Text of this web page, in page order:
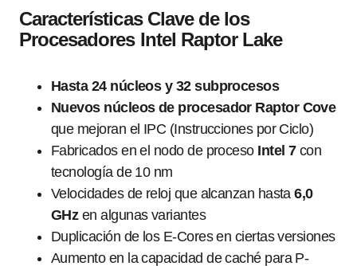
Características Clave de los
Procesadores Intel Raptor Lake
Hasta 24 núcleos y 32 subprocesos
Nuevos núcleos de procesador Raptor Cove
que mejoran el IPC (Instrucciones por Ciclo)
Fabricados en el nodo de proceso Intel 7con
tecnología de 10 nm
Velocidades de reloj que alcanzan hasta6,0
GHzen algunas variantes
Duplicación de los E-Cores en ciertas versiones
Aumento en la capacidad de caché para P-